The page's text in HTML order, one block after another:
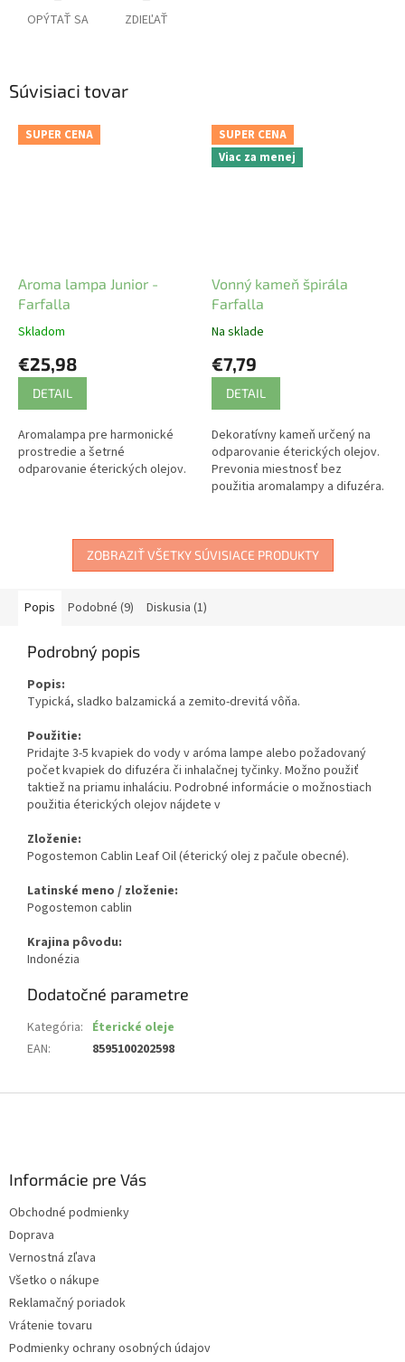
OPÝTAŤ SA ZDIEĽAŤ
Súvisiaci tovar
SUPER CENA
Aroma lampa Junior -
Farfalla
Skladom
€25,98
DETAIL
Aromalampa pre harmonické
prostredie a šetrné
odparovanie éterických olejov.
SUPER CENA
Viac za menej
Vonný kameň špirála
Farfalla
Na sklade
€7,79
DETAIL
Dekoratívny kameň určený na
odparovanie éterických olejov.
Prevonia miestnosť bez
použitia aromalampy a difuzéra.
ZOBRAZIŤ VŠETKY SÚVISIACE PRODUKTY
Popis Podobné (9) Diskusia (1)
Podrobný popis
Popis:
Typická, sladko balzamická a zemito-drevitá vôňa.
Použitie:
Pridajte 3-5 kvapiek do vody v aróma lampe alebo požadovaný
počet kvapiek do difuzéra či inhalačnej tyčinky. Možno použiť
taktiež na priamu inhaláciu. Podrobné informácie o možnostiach
použitia éterických olejov nájdete v
Zloženie:
Pogostemon Cablin Leaf Oil (éterický olej z pačule obecné).
Latinské meno / zloženie:
Pogostemon cablin
Krajina pôvodu:
Indonézia
Dodatočné parametre
Kategória: Éterické oleje
EAN: 8595100202598
Informácie pre Vás
Obchodné podmienky
Doprava
Vernostná zľava
Všetko o nákupe
Reklamačný poriadok
Vrátenie tovaru
Podmienky ochrany osobných údajov